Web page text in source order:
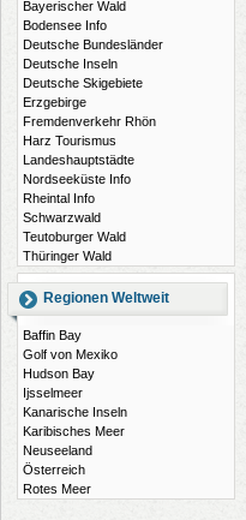
Bayerischer Wald
Bodensee Info
Deutsche Bundesländer
Deutsche Inseln
Deutsche Skigebiete
Erzgebirge
Fremdenverkehr Rhön
Harz Tourismus
Landeshauptstädte
Nordseeküste Info
Rheintal Info
Schwarzwald
Teutoburger Wald
Thüringer Wald
Regionen Weltweit
Baffin Bay
Golf von Mexiko
Hudson Bay
Ijsselmeer
Kanarische Inseln
Karibisches Meer
Neuseeland
Österreich
Rotes Meer